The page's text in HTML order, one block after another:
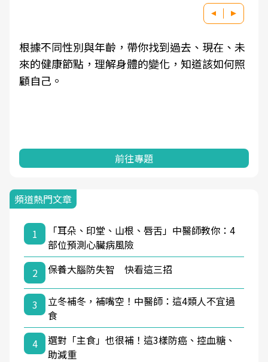
根據不同性別與年齡，帶你找到過去、現在、未
來的健康節點，理解身體的變化，知道該如何照
顧自己。
前往專題
頻道熱門文章
1
「耳朵、印堂、山根、唇舌」中醫師教你：4
部位預測心臟病風險
2
保養大腦防失智 快看這三招
3
立冬補冬，補嘴空！中醫師：這4類人不宜過
食
4
選對「主食」也很補！這3樣防癌、控血糖、
助減重